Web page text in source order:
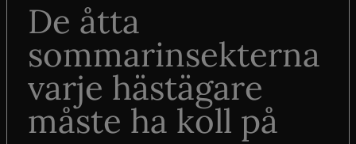
De åtta
sommarinsekterna
varje hästägare
måste ha koll på